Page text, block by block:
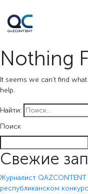
Nothing
It seems we can’t find
help.
Найти:
Поиск
Свежие
Журналист
республиканском